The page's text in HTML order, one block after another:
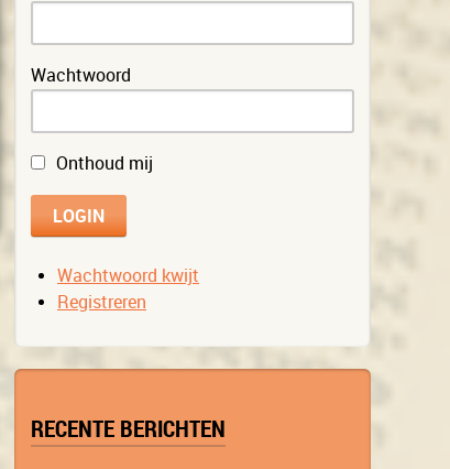
Wachtwoord
Onthoud mij
Wachtwoord kwijt
Registreren
RECENTE BERICHTEN